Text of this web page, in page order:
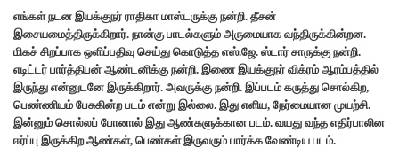
எங்கள் நடன இயக்குநர் ராதிகா மாஸ்டருக்கு நன்றி. தீசன்
இசையமைத்திருக்கிறார். நான்கு பாடல்களும் அருமையாக வந்திருக்கின்றன.
மிகச் சிறப்பாக ஒளிப்பதிவு செய்து கொடுத்த எஸ்.ஜே. ஸ்டார் சாருக்கு நன்றி.
எடிட்டர் பார்த்திபன் ஆண்டனிக்கு நன்றி. இணை இயக்குநர் விக்ரம் ஆரம்பத்தில்
இருந்து என்னுடனே இருக்கிறார். அவருக்கு நன்றி. இப்படம் கருத்து சொல்கிற,
பெண்ணியம் பேசுகின்ற படம் என்று இல்லை. இது எளிய, நேர்மையான முயற்சி.
இன்னும் சொல்லப் போனால் இது ஆண்களுக்கான படம். வயது வந்த எதிர்பாலின
ஈர்ப்பு இருக்கிற ஆண்கள், பெண்கள் இருவரும் பார்க்க வேண்டிய படம்.